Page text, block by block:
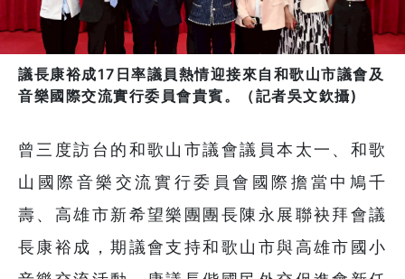
議長康裕成17日率議員熱情迎接來自和歌山市議會及
音樂國際交流實行委員會貴賓。（記者吳文欽攝)
曾三度訪台的和歌山市議會議員本太一、和歌
山國際音樂交流實行委員會國際擔當中鳩千
壽、高雄市新希望樂團團長陳永展聯袂拜會議
長康裕成，期議會支持和歌山市與高雄市國小